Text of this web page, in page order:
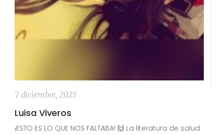
7 diciembre, 2025
Luisa Viveros
¡ESTO ES LO QUE NOS FALTABA! 🙌 La literatura de salud